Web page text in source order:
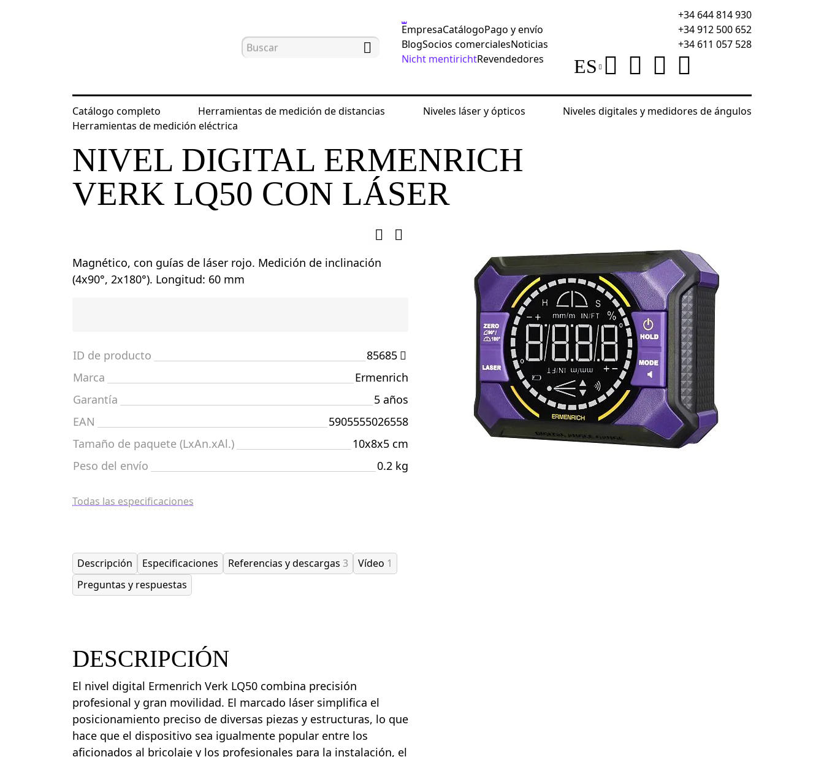
EmpresaCatálogoPago y envío
BlogSocios comercialesNoticias
Nicht mentirichtRevendedores
+34 644 814 930
+34 912 500 652
+34 611 057 528
ES
Catálogo completo Herramientas de medición de distancias Niveles láser y ópticos
Niveles digitales y medidores de ángulos
Herramientas de medición eléctrica
Inicio Catálogo Niveles digitales y medidores de ángulos Niveles digitales Nivel digital Ermenrich Verk LQ50 con láser
NIVEL DIGITAL ERMENRICH
VERK LQ50 CON LÁSER
Magnético, con guías de láser rojo. Medición de inclinación
(4x90°, 2x180°). Longitud: 60 mm
ID de producto
85685
Marca
Ermenrich
Garantía
5 años
EAN
5905555026558
Tamaño de paquete (LxAn.xAl.)
10x8x5 cm
Peso del envío
0.2 kg
Todas las especificaciones
Descripción Especificaciones Referencias y descargas 3 Vídeo 1
Preguntas y respuestas
DESCRIPCIÓN
El nivel digital Ermenrich Verk LQ50 combina precisión
profesional y gran movilidad. El marcado láser simplifica el
posicionamiento preciso de diversas piezas y estructuras, lo que
hace que el dispositivo sea igualmente popular entre los
aficionados al bricolaje y los profesionales para la instalación, el